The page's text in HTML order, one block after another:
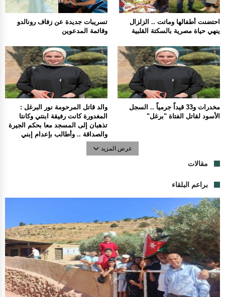
تسريبات جديدة عن زفاف رونالدو
وقائمة المدعوين
احتضنت أطفالها وماتت .. الزلزال
ينهي حياة مصرية بالسكتة القلبية
والد قاتل المرحومة نور البرغل :
المغدورة كانت رفيقة ابنتي وكانتا
تذهبان إلى المسجد معا بحكم الجيرة
والصداقة .. وأطالب بإعدام إبني
مخدرات و33 قيداً جرمياً .. السجل
الأسود لقاتل الفتاة "برغل"
عرض المزيد
مقالات
براعم البلقاء